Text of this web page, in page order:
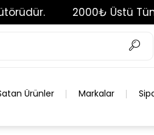
2000₺ Üstü Tüm
Ürünler Markalar